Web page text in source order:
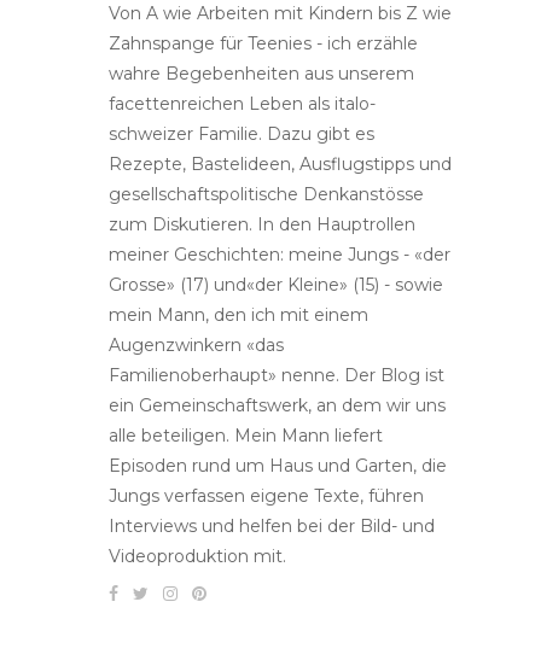
Von A wie Arbeiten mit Kindern bis Z wie
Zahnspange für Teenies - ich erzähle
wahre Begebenheiten aus unserem
facettenreichen Leben als italo-
schweizer Familie. Dazu gibt es
Rezepte, Bastelideen, Ausflugstipps und
gesellschaftspolitische Denkanstösse
zum Diskutieren. In den Hauptrollen
meiner Geschichten: meine Jungs - «der
Grosse» (17) und«der Kleine» (15) - sowie
mein Mann, den ich mit einem
Augenzwinkern «das
Familienoberhaupt» nenne. Der Blog ist
ein Gemeinschaftswerk, an dem wir uns
alle beteiligen. Mein Mann liefert
Episoden rund um Haus und Garten, die
Jungs verfassen eigene Texte, führen
Interviews und helfen bei der Bild- und
Videoproduktion mit.